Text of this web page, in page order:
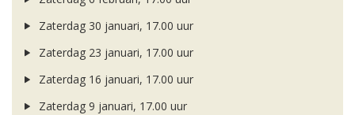
Zaterdag 30 januari, 17.00 uur
Zaterdag 23 januari, 17.00 uur
Zaterdag 16 januari, 17.00 uur
Zaterdag 9 januari, 17.00 uur